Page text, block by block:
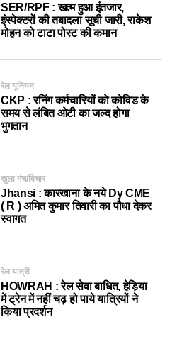
SER/RPF : खत्म हुआ इंतजार,
इंस्पेक्टरों की तबादला सूची जारी, राकेश
मोहन को टाटा पोस्ट की कमान
रेल यूनियन
CKP : रनिंग कर्मचारियों काे कोविड के
समय से लंबित ओटी का जल्द होगा
भुगतान
खुला मंच/विचार
Jhansi : कारखाना के नये Dy CME
( R ) अमित कुमार तिवारी का पौधा देकर
स्वागत
रेल यात्री
HOWRAH : रेल सेवा बाधित, हेड़िया
में ट्रेन में नहीं चढ़ हो पाये यात्रियों ने
किया प्रदर्शन